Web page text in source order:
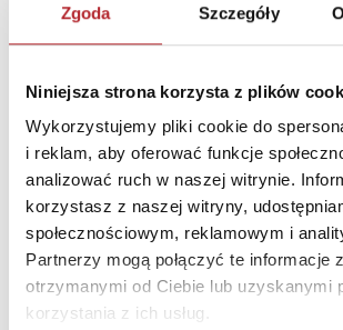
Zgoda Szczegóły
Niniejsza strona korzysta z plików
Wykorzystujemy pliki cookie do
i reklam, aby oferować funkcje
analizować ruch w naszej witrynie.
korzystasz z naszej witryny,
społecznościowym, reklamowym i
Partnerzy mogą połączyć te informacje
otrzymanymi od Ciebie lub uzyskanymi
korzystania z ich usług.
E-mail
INNI KLIENCI KUPOWALI